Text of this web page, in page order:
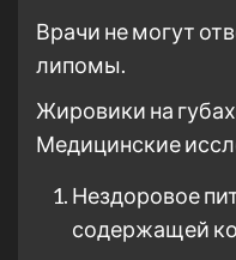
Врачи не могут
липомы.
Жировики на
Медицинские
Нездоровое
содержащей